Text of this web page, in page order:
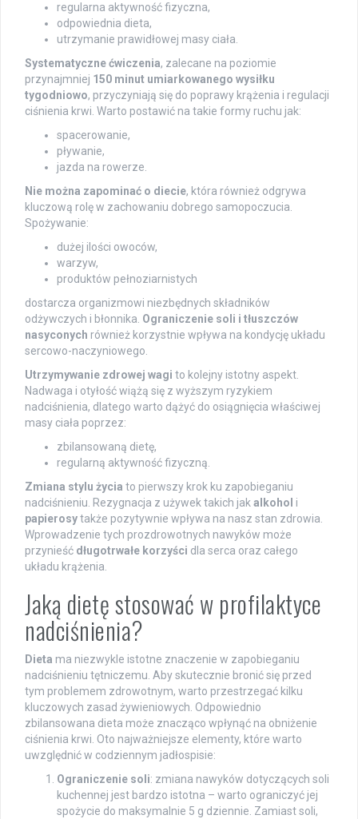
regularna aktywność fizyczna,
odpowiednia dieta,
utrzymanie prawidłowej masy ciała.
Systematyczne ćwiczenia, zalecane na poziomie
przynajmniej 150 minut umiarkowanego wysiłku
tygodniowo, przyczyniają się do poprawy krążenia i regulacji
ciśnienia krwi. Warto postawić na takie formy ruchu jak:
spacerowanie,
pływanie,
jazda na rowerze.
Nie można zapominać o diecie, która również odgrywa
kluczową rolę w zachowaniu dobrego samopoczucia.
Spożywanie:
dużej ilości owoców,
warzyw,
produktów pełnoziarnistych
dostarcza organizmowi niezbędnych składników
odżywczych i błonnika. Ograniczenie soli i tłuszczów
nasyconych również korzystnie wpływa na kondycję układu
sercowo-naczyniowego.
Utrzymywanie zdrowej wagi to kolejny istotny aspekt.
Nadwaga i otyłość wiążą się z wyższym ryzykiem
nadciśnienia, dlatego warto dążyć do osiągnięcia właściwej
masy ciała poprzez:
zbilansowaną dietę,
regularną aktywność fizyczną.
Zmiana stylu życia to pierwszy krok ku zapobieganiu
nadciśnieniu. Rezygnacja z używek takich jakalkohol i
papierosytakże pozytywnie wpływa na nasz stan zdrowia.
Wprowadzenie tych prozdrowotnych nawyków może
przynieść długotrwałe korzyści dla serca oraz całego
układu krążenia.
Jaką dietę stosować w profilaktyce
nadciśnienia?
Dieta ma niezwykle istotne znaczenie w zapobieganiu
nadciśnieniu tętniczemu. Aby skutecznie bronić się przed
tym problemem zdrowotnym, warto przestrzegać kilku
kluczowych zasad żywieniowych. Odpowiednio
zbilansowana dieta może znacząco wpłynąć na obniżenie
ciśnienia krwi. Oto najważniejsze elementy, które warto
uwzględnić w codziennym jadłospisie:
Ograniczenie soli: zmiana nawyków dotyczących soli
kuchennej jest bardzo istotna – warto ograniczyć jej
spożycie do maksymalnie 5 g dziennie. Zamiast soli,